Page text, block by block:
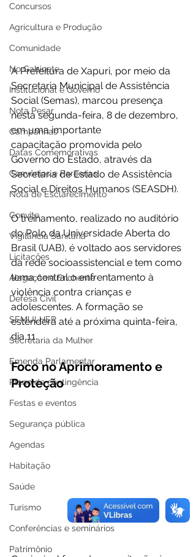
Concursos
Agricultura e Produção
Comunidade
No Gabinete
Institucional e Governo
Nota Pesar
Campanhas
Datas Comemorativas
Convênios e Parcerias
Nota de Esclarecimento
Convite
Vigilância Sanitária
Licitações
Alagação e Enchente
Defesa Civil
SEMULHER
Secretaria da Mulher
Emenda Parlamentar
Plano de contingência
Festas e eventos
Segurança pública
Agendas
Habitação
Saúde
Turismo
Conferências e seminários
Patrimônio
A Prefeitura de Xapuri, por meio da
Secretaria Municipal de Assistência
Social (Semas), marcou presença
nesta segunda-feira, 8 de dezembro,
em uma importante
capacitação promovida pelo
Governo do Estado, através da
Secretaria de Estado de Assistência
Social e Direitos Humanos (SEASDH).
O treinamento, realizado no auditório
do Polo da Universidade Aberta do
Brasil (UAB), é voltado aos servidores
da rede socioassistencial e tem como
tema central o enfrentamento à
violência contra crianças e
adolescentes. A formação se
estenderá até a próxima quinta-feira,
dia 11.
Foco no Aprimoramento e
Proteção